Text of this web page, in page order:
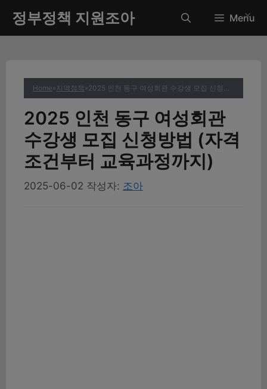
츠
정부정책 지원조아 Menu
Home»지역정책 » 2025 인천 동구 여성회관 수강생 모집 신청방법 (자격조건부터 교육과정까지)
2025 인천 동구 여성회관
수강생 모집 신청방법 (자격
조건부터 교육과정까지)
2025-06-02 작성자: 조아
✕